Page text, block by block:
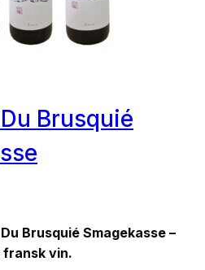
Brusquié
Brusquié Smagekasse –
fransk vin.